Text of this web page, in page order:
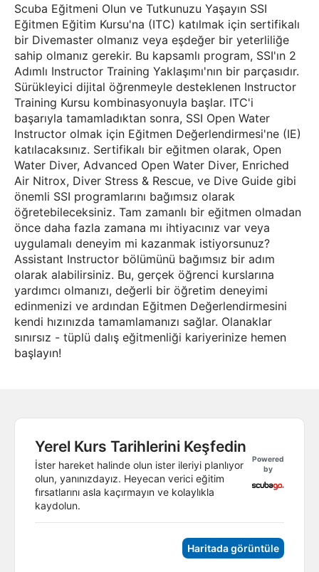
Scuba Eğitmeni Olun ve Tutkunuzu Yaşayın SSI
Eğitmen Eğitim Kursu'na (ITC) katılmak için sertifikalı
bir Divemaster olmanız veya eşdeğer bir yeterliliğe
sahip olmanız gerekir. Bu kapsamlı program, SSI'ın 2
Adımlı Instructor Training Yaklaşımı'nın bir parçasıdır.
Sürükleyici dijital öğrenmeyle desteklenen Instructor
Training Kursu kombinasyonuyla başlar. ITC'i
başarıyla tamamladıktan sonra, SSI Open Water
Instructor olmak için Eğitmen Değerlendirmesi'ne (IE)
katılacaksınız. Sertifikalı bir eğitmen olarak, Open
Water Diver, Advanced Open Water Diver, Enriched
Air Nitrox, Diver Stress & Rescue, ve Dive Guide gibi
önemli SSI programlarını bağımsız olarak
öğretebileceksiniz. Tam zamanlı bir eğitmen olmadan
önce daha fazla zamana mı ihtiyacınız var veya
uygulamalı deneyim mi kazanmak istiyorsunuz?
Assistant Instructor bölümünü bağımsız bir adım
olarak alabilirsiniz. Bu, gerçek öğrenci kurslarına
yardımcı olmanızı, değerli bir öğretim deneyimi
edinmenizi ve ardından Eğitmen Değerlendirmesini
kendi hızınızda tamamlamanızı sağlar. Olanaklar
sınırsız - tüplü dalış eğitmenliği kariyerinize hemen
başlayın!
Yerel Kurs Tarihlerini Keşfedin
İster hareket halinde olun ister ileriyi planlıyor
olun, yanınızdayız. Heyecan verici eğitim
fırsatlarını asla kaçırmayın ve kolaylıkla
kaydolun.
Powered
by
Haritada görüntüle